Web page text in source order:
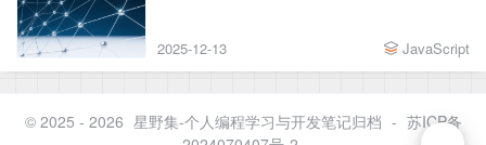
2025-12-13 JavaScript
© 2025 - 2026 星野集-个人编程学习与开发笔记归档 - 苏ICP备